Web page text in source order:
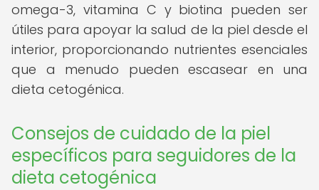
omega-3, vitamina C y biotina pueden ser
útiles para apoyar la salud de la piel desde el
interior, proporcionando nutrientes esenciales
que a menudo pueden escasear en una
dieta cetogénica.
Consejos de cuidado de la piel
específicos para seguidores de la
dieta cetogénica